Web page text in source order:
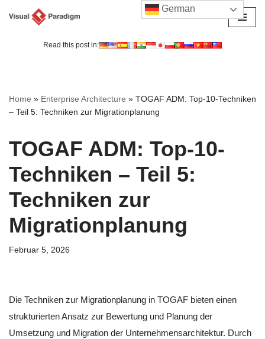
Read this post in:
Home » Enterprise Architecture » TOGAF ADM: Top-10-Techniken
– Teil 5: Techniken zur Migrationplanung
TOGAF ADM: Top-10-
Techniken – Teil 5:
Techniken zur
Migrationplanung
Februar 5, 2026
Die Techniken zur Migrationplanung in TOGAF bieten einen
strukturierten Ansatz zur Bewertung und Planung der
Umsetzung und Migration der Unternehmensarchitektur. Durch
German